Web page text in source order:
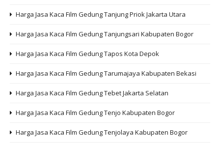
Harga Jasa Kaca Film Gedung Tanjung Priok Jakarta Utara
Harga Jasa Kaca Film Gedung Tanjungsari Kabupaten Bogor
Harga Jasa Kaca Film Gedung Tapos Kota Depok
Harga Jasa Kaca Film Gedung Tarumajaya Kabupaten Bekasi
Harga Jasa Kaca Film Gedung Tebet Jakarta Selatan
Harga Jasa Kaca Film Gedung Tenjo Kabupaten Bogor
Harga Jasa Kaca Film Gedung Tenjolaya Kabupaten Bogor